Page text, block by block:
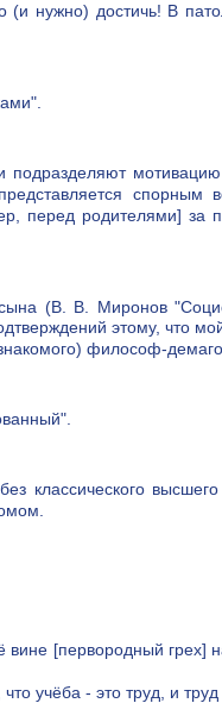
(и нужно) достичь! В
подразделяют
спорным
перед родителями] за
(В. В. Миронов
этому, что
философ-
классического
[первородный грех]
учёба - это труд, и труд